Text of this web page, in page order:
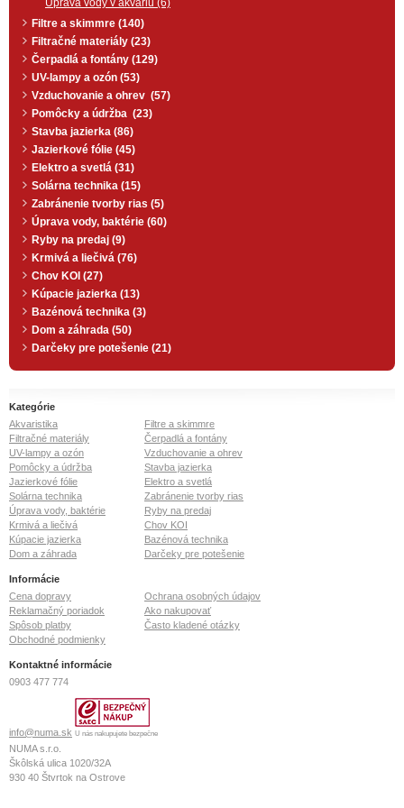
Úprava vody v akváriu (6)
Filtre a skimmre (140)
Filtračné materiály (23)
Čerpadlá a fontány (129)
UV-lampy a ozón (53)
Vzduchovanie a ohrev (57)
Pomôcky a údržba (23)
Stavba jazierka (86)
Jazierkové fólie (45)
Elektro a svetlá (31)
Solárna technika (15)
Zabránenie tvorby rias (5)
Úprava vody, baktérie (60)
Ryby na predaj (9)
Krmivá a liečivá (76)
Chov KOI (27)
Kúpacie jazierka (13)
Bazénová technika (3)
Dom a záhrada (50)
Darčeky pre potešenie (21)
Kategórie
Akvaristika
Filtre a skimmre
Filtračné materiály
Čerpadlá a fontány
UV-lampy a ozón
Vzduchovanie a ohrev
Pomôcky a údržba
Stavba jazierka
Jazierkové fólie
Elektro a svetlá
Solárna technika
Zabránenie tvorby rias
Úprava vody, baktérie
Ryby na predaj
Krmivá a liečivá
Chov KOI
Kúpacie jazierka
Bazénová technika
Dom a záhrada
Darčeky pre potešenie
Informácie
Cena dopravy
Ochrana osobných údajov
Reklamačný poriadok
Ako nakupovať
Spôsob platby
Často kladené otázky
Obchodné podmienky
Kontaktné informácie
0903 477 774
info@numa.sk U nás nakupujete bezpečne
NUMA s.r.o.
Škôlská ulica 1020/32A
930 40 Štvrtok na Ostrove